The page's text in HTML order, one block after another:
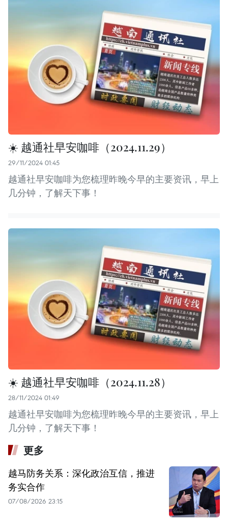
☀️ 越通社早安咖啡（2024.11.29）
29/11/2024 01:45
越通社早安咖啡为您梳理昨晚今早的主要资讯，早上
几分钟，了解天下事！
☀️ 越通社早安咖啡（2024.11.28）
28/11/2024 01:49
越通社早安咖啡为您梳理昨晚今早的主要资讯，早上
几分钟，了解天下事！
更多
越马防务关系：深化政治互信，推进
务实合作
07/08/2026 23:15